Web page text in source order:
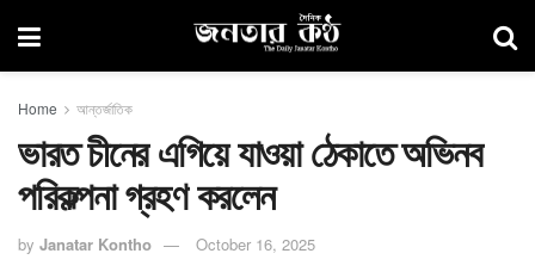
Home আন্তর্জাতিক
ভারত চীনের এগিয়ে যাওয়া ঠেকাতে অভিনব
পরিকল্পনা গ্রহণ করলেন
by Janatar Kontho October 16, 2025